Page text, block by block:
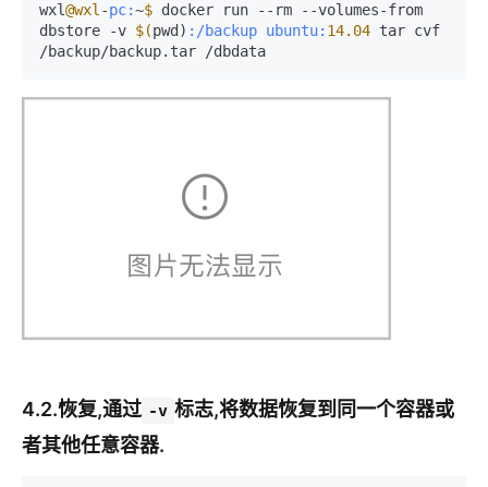
wxl@wxl -pc:~$ docker run --rm --volumes-from
dbstore -v $(pwd) :/backup ubuntu: 14.04 tar cvf
/backup/backup.tar /dbdata
4.2.恢复,通过 -v 标志,将数据恢复到同一个容器或
者其他任意容器.